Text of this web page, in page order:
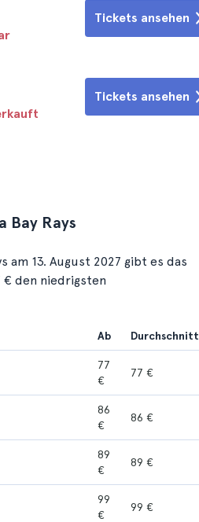
Tickets ansehen
Tickets ansehen
Bay Rays
am 13. August 2027 gibt es das
€ den niedrigsten
Ab Durchschnitt
77
€
77 €
86
€
86 €
89
€
89 €
99
€
99 €